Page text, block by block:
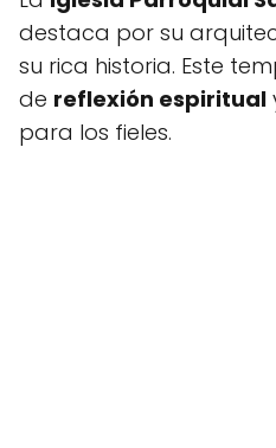
destaca por su
su rica historia. Este
de reflexión espiritual
para los fieles.